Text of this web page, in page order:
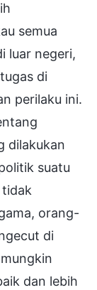
semua
luar negeri,
di
perilaku ini.
dilakukan
suatu
orang-
di
dan lebih